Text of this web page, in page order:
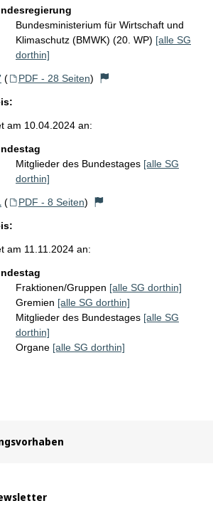
Bundesministerium für Wirtschaft und
Klimaschutz (BMWK) (20. WP) [alle SG
dorthin]
( PDF - 28 Seiten)
am 10.04.2024 an:
Mitglieder des Bundestages [alle SG
dorthin]
( PDF - 8 Seiten)
am 11.11.2024 an:
Fraktionen/Gruppen [alle SG dorthin]
Gremien [alle SG dorthin]
Mitglieder des Bundestages [alle SG
dorthin]
Organe [alle SG dorthin]